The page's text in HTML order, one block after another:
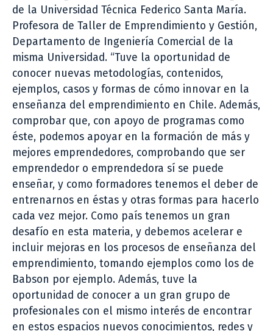
de la Universidad Técnica Federico Santa María.
Profesora de Taller de Emprendimiento y Gestión,
Departamento de Ingeniería Comercial de la
misma Universidad. “Tuve la oportunidad de
conocer nuevas metodologías, contenidos,
ejemplos, casos y formas de cómo innovar en la
enseñanza del emprendimiento en Chile. Además,
comprobar que, con apoyo de programas como
éste, podemos apoyar en la formación de más y
mejores emprendedores, comprobando que ser
emprendedor o emprendedora sí se puede
enseñar, y como formadores tenemos el deber de
entrenarnos en éstas y otras formas para hacerlo
cada vez mejor. Como país tenemos un gran
desafío en esta materia, y debemos acelerar e
incluir mejoras en los procesos de enseñanza del
emprendimiento, tomando ejemplos como los de
Babson por ejemplo. Además, tuve la
oportunidad de conocer a un gran grupo de
profesionales con el mismo interés de encontrar
en estos espacios nuevos conocimientos, redes y